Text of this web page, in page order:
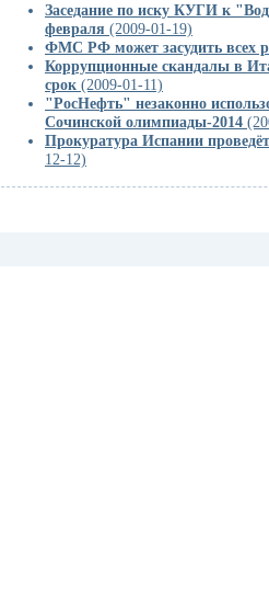
Заседание по иску КУГИ к
февраля (2009-01-19)
ФМС РФ может засудить всех
Коррупционные скандалы в
срок (2009-01-11)
"РосНефть" незаконно
Сочинской олимпиады-2014
Прокуратура Испании
12-12)